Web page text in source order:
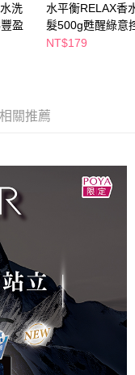
帳。
結，可透過四大超商／
完成。
面顯示為準，若有關於
先享後付」服務完成之交
交易相關給付款項請求債
之同意方可使用
失，本公司不負相關責
之用戶狀況，依本公司即
，本公司將視審查結果
發現惡意使用之情形，
度並採取法律行動。
洗
盈
水平衡RELAX香
髮500g甦醒綠意
NT$179
相關推薦